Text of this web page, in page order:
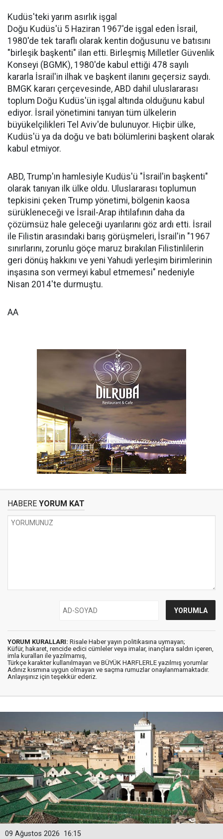
Kudüs'teki yarım asırlık işgal
Doğu Kudüs'ü 5 Haziran 1967'de işgal eden İsrail,
1980'de tek taraflı olarak kentin doğusunu ve batısını
"birleşik başkenti" ilan etti. Birleşmiş Milletler Güvenlik
Konseyi (BGMK), 1980'de kabul ettiği 478 sayılı
kararla İsrail'in ilhak ve başkent ilanını geçersiz saydı.
BMGK kararı çerçevesinde, ABD dahil uluslararası
toplum Doğu Kudüs'ün işgal altında olduğunu kabul
ediyor. İsrail yönetimini tanıyan tüm ülkelerin
büyükelçilikleri Tel Aviv'de bulunuyor. Hiçbir ülke,
Kudüs'ü ya da doğu ve batı bölümlerini başkent olarak
kabul etmiyor.
ABD, Trump'ın hamlesiyle Kudüs'ü "İsrail'in başkenti"
olarak tanıyan ilk ülke oldu. Uluslararası toplumun
tepkisini çeken Trump yönetimi, bölgenin kaosa
sürükleneceği ve İsrail-Arap ihtilafının daha da
çözümsüz hale geleceği uyarılarını göz ardı etti. İsrail
ile Filistin arasındaki barış görüşmeleri, İsrail'in "1967
sınırlarını, zorunlu göçe maruz bırakılan Filistinlilerin
geri dönüş hakkını ve yeni Yahudi yerleşim birimlerinin
inşasına son vermeyi kabul etmemesi" nedeniyle
Nisan 2014'te durmuştu.
AA
HABERE YORUM KAT
YORUM KURALLARI: Risale Haber yayın politikasına uymayan;
Küfür, hakaret, rencide edici cümleler veya imalar, inançlara saldırı içeren,
imla kuralları ile yazılmamış,
Türkçe karakter kullanılmayan ve BÜYÜK HARFLERLE yazılmış yorumlar
Adınız kısmına uygun olmayan ve saçma rumuzlar onaylanmamaktadır.
Anlayışınız için teşekkür ederiz.
16:15
09 Ağustos 2026